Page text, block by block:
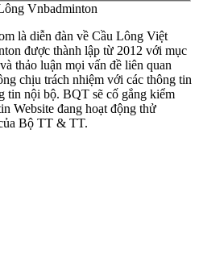
Vnbadminton
là diễn đàn về Cầu Lông Việt
được thành lập từ 2012 với mục
thảo luận mọi vấn đề liên quan
chịu trách nhiệm với các thông tin
tin nội bộ. BQT sẽ cố gắng kiểm
Website đang hoạt động thử
Bộ TT & TT.